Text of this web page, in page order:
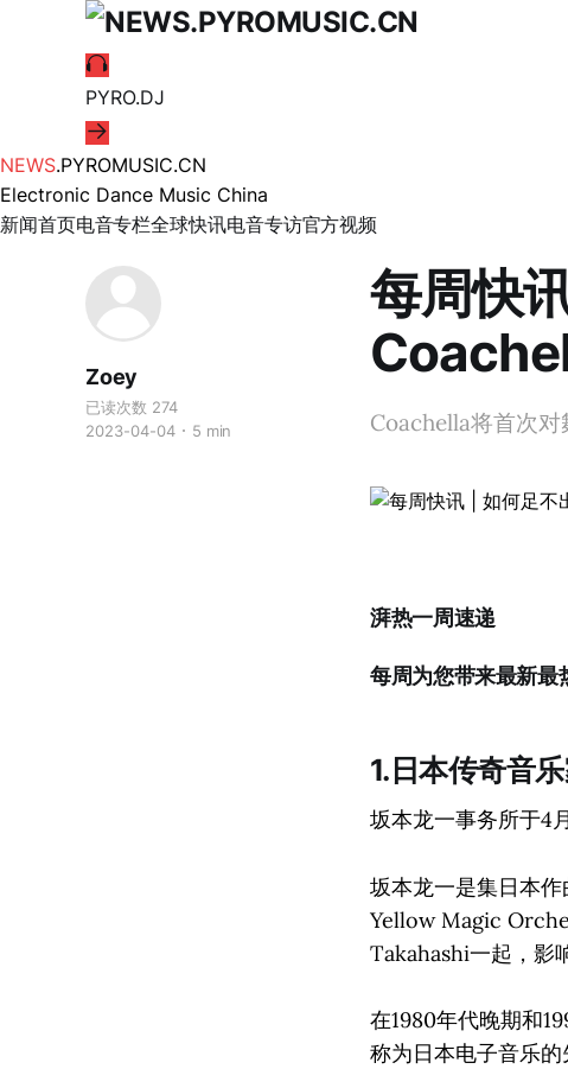
PYRO.DJ
NEWS.PYROMUSIC.CN
Electronic Dance Music China
新闻首页电音专栏全球快讯电音专访官方视频
每周快
Zoey
已读次数 274
2023-04-04
5 min Coachella将首次对
湃热一周速递
每周为您带来最新最
1.日本传奇音
坂本龙一事务所于4
坂本龙一是集日本
Yellow Magic
Takahashi一起，影
在1980年代晚期和
称为日本电子音乐的